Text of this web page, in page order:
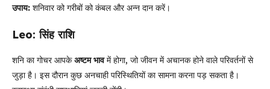
उपाय: शनिवार को गरीबों को कंबल और अन्न दान करें।
Leo: सिंह राशि
शनि का गोचर आपकेअष्टम भावमें होगा, जो जीवन में अचानक होने वाले परिवर्तनों से
जुड़ा है। इस दौरान कुछ अनचाही परिस्थितियों का सामना करना पड़ सकता है।